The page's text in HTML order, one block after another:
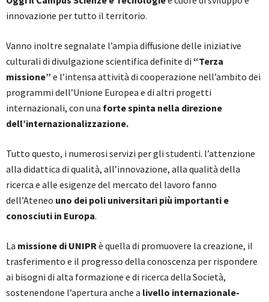
innovazione per tutto il territorio.
Vanno inoltre segnalate l’ampia diffusione delle iniziative
culturali di divulgazione scientifica definite di “Terza
missione” e l’intensa attività di cooperazione nell’ambito dei
programmi dell’Unione Europea e di altri progetti
internazionali, con una forte spinta nella direzione
dell’internazionalizzazione.
Tutto questo, i numerosi servizi per gli studenti. l’attenzione
alla didattica di qualità, all’innovazione, alla qualità della
ricerca e alle esigenze del mercato del lavoro fanno
dell’Ateneo uno dei poli universitari più importanti e
conosciuti in Europa.
La missione di UNIPRè quella di promuovere la creazione, il
trasferimento e il progresso della conoscenza per rispondere
ai bisogni di alta formazione e di ricerca della Società,
sostenendone l’apertura anche a livello internazionale-